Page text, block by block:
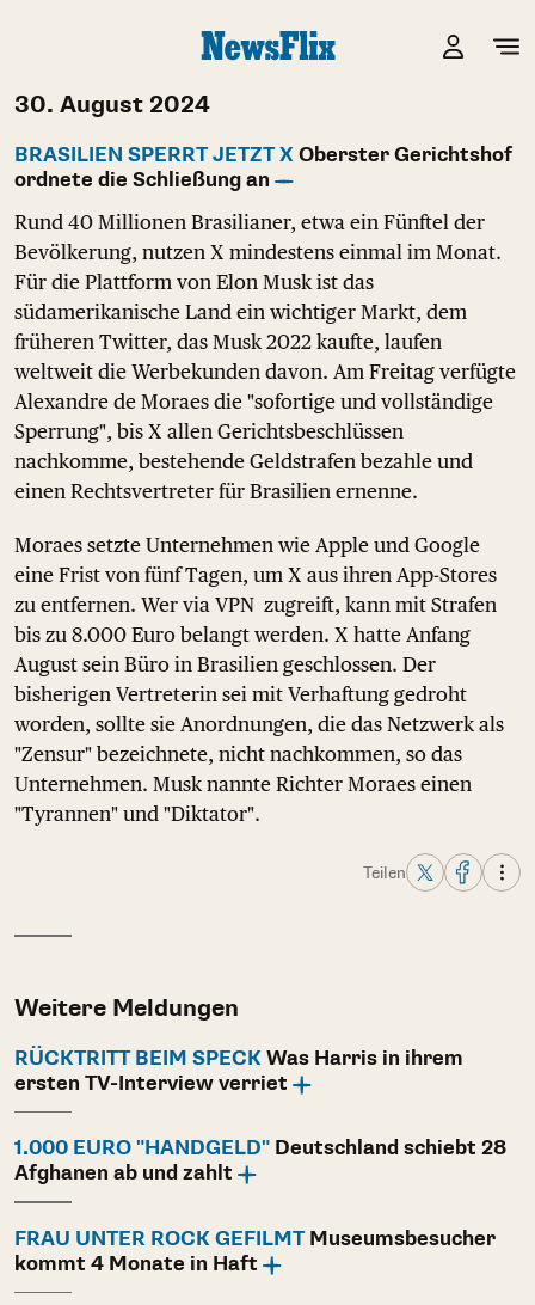
30. August 2024
BRASILIEN SPERRT JETZT X Oberster Gerichtshof
ordnete die Schließung an
Rund 40 Millionen Brasilianer, etwa ein Fünftel der
Bevölkerung, nutzen X mindestens einmal im Monat.
Für die Plattform von Elon Musk ist das
südamerikanische Land ein wichtiger Markt, dem
früheren Twitter, das Musk 2022 kaufte, laufen
weltweit die Werbekunden davon. Am Freitag verfügte
Alexandre de Moraes die "sofortige und vollständige
Sperrung", bis X allen Gerichtsbeschlüssen
nachkomme, bestehende Geldstrafen bezahle und
einen Rechtsvertreter für Brasilien ernenne.
Moraes setzte Unternehmen wie Apple und Google
eine Frist von fünf Tagen, um X aus ihren App-Stores
zu entfernen. Wer via VPN zugreift, kann mit Strafen
bis zu 8.000 Euro belangt werden. X hatte Anfang
August sein Büro in Brasilien geschlossen. Der
bisherigen Vertreterin sei mit Verhaftung gedroht
worden, sollte sie Anordnungen, die das Netzwerk als
"Zensur" bezeichnete, nicht nachkommen, so das
Unternehmen. Musk nannte Richter Moraes einen
"Tyrannen" und "Diktator".
Teilen
Weitere Meldungen
RÜCKTRITT BEIM SPECK Was Harris in ihrem
ersten TV-Interview verriet
1.000 EURO "HANDGELD" Deutschland schiebt 28
Afghanen ab und zahlt
FRAU UNTER ROCK GEFILMTMuseumsbesucher
kommt 4 Monate in Haft